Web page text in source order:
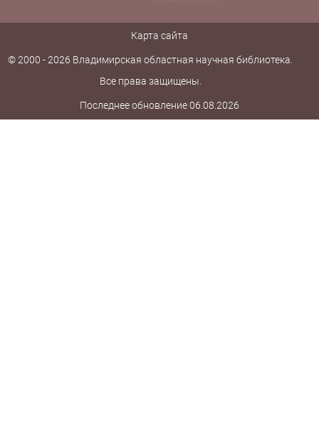
© 2000 - 2026 Владимирская областная научная библиотека.
Все права защищены.
Карта сайта
Последнее обновление 06.08.2026